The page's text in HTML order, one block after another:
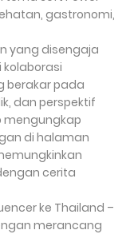
gastronomi,
yang disengaja
berakar pada
dan perspektif
mengungkap
di halaman
cerita
ke Thailand –
merancang